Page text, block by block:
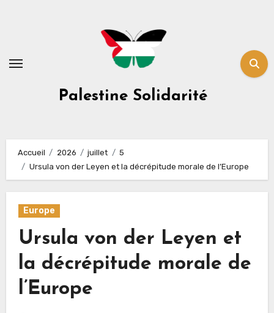
Palestine Solidarité
Accueil 2026 juillet
5
Ursula von der Leyen et la décrépitude morale de l’Europe
Europe
Ursula von der Leyen et
la décrépitude morale de
l’Europe